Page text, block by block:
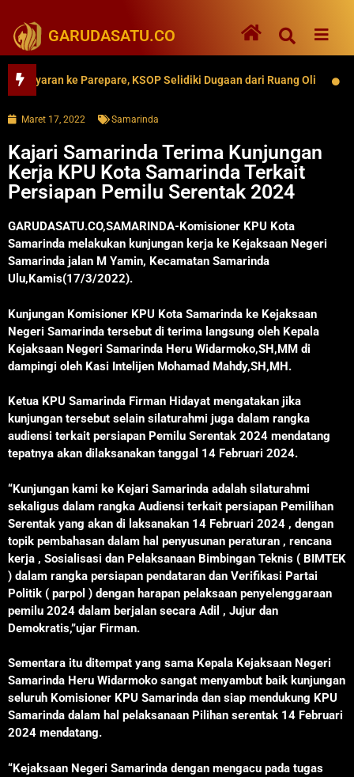
GARUDASATU.CO
ke Parepare, KSOP Selidiki Dugaan dari Ruang Oli 62
Maret 17, 2022 Samarinda
Kajari Samarinda Terima Kunjungan
Kerja KPU Kota Samarinda Terkait
Persiapan Pemilu Serentak 2024
GARUDASATU.CO,SAMARINDA-Komisioner KPU Kota
Samarinda melakukan kunjungan kerja ke Kejaksaan Negeri
Samarinda jalan M Yamin, Kecamatan Samarinda
Ulu,Kamis(17/3/2022).
Kunjungan Komisioner KPU Kota Samarinda ke Kejaksaan
Negeri Samarinda tersebut di terima langsung oleh Kepala
Kejaksaan Negeri Samarinda Heru Widarmoko,SH,MM di
dampingi oleh Kasi Intelijen Mohamad Mahdy,SH,MH.
Ketua KPU Samarinda Firman Hidayat mengatakan jika
kunjungan tersebut selain silaturahmi juga dalam rangka
audiensi terkait persiapan Pemilu Serentak 2024 mendatang
tepatnya akan dilaksanakan tanggal 14 Februari 2024.
“Kunjungan kami ke Kejari Samarinda adalah silaturahmi
sekaligus dalam rangka Audiensi terkait persiapan Pemilihan
Serentak yang akan di laksanakan 14 Februari 2024 , dengan
topik pembahasan dalam hal penyusunan peraturan , rencana
kerja , Sosialisasi dan Pelaksanaan Bimbingan Teknis ( BIMTEK
) dalam rangka persiapan pendataran dan Verifikasi Partai
Politik ( parpol ) dengan harapan pelaksaan penyelenggaraan
pemilu 2024 dalam berjalan secara Adil , Jujur dan
Demokratis,”ujar Firman.
Sementara itu ditempat yang sama Kepala Kejaksaan Negeri
Samarinda Heru Widarmoko sangat menyambut baik kunjungan
seluruh Komisioner KPU Samarinda dan siap mendukung KPU
Samarinda dalam hal pelaksanaan Pilihan serentak 14 Februari
2024 mendatang.
“Kejaksaan Negeri Samarinda dengan mengacu pada tugas